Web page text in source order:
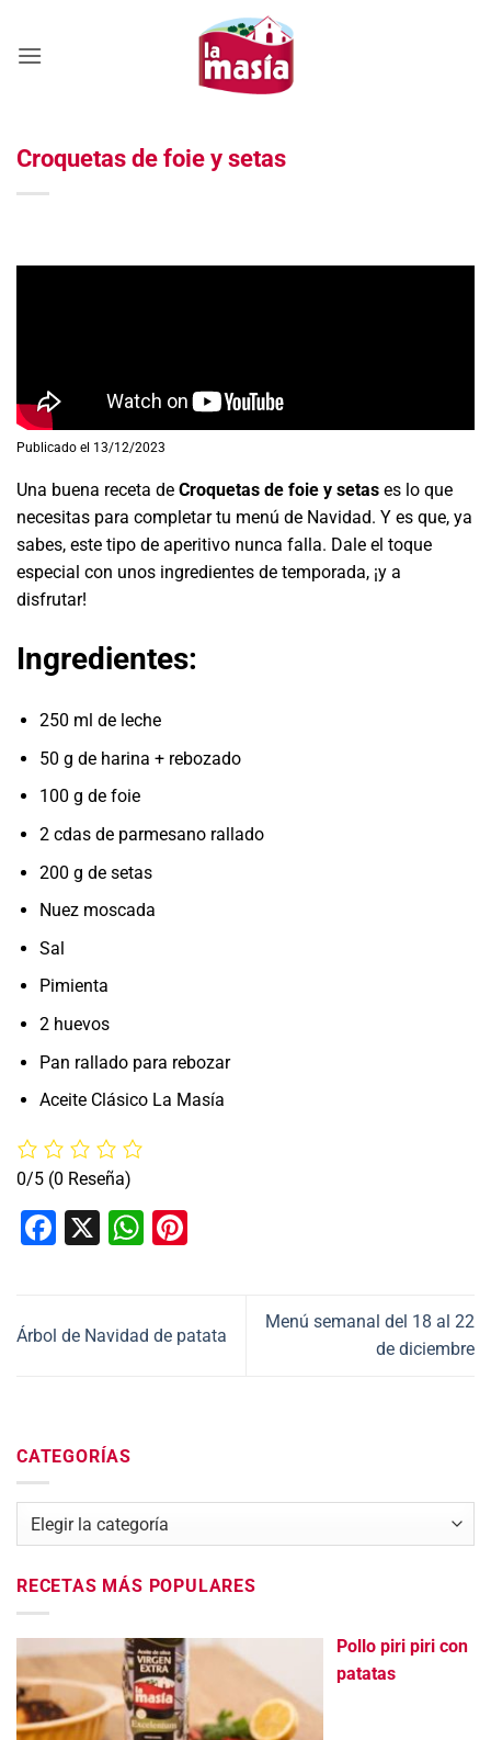
contenido
Croquetas de foie y setas
Publicado el 13/12/2023
Una buena receta de Croquetas de foie y setas es lo que
necesitas para completar tu menú de Navidad. Y es que, ya
sabes, este tipo de aperitivo nunca falla. Dale el toque
especial con unos ingredientes de temporada, ¡y a
disfrutar!
Ingredientes:
250 ml de leche
50 g de harina + rebozado
100 g de foie
2 cdas de parmesano rallado
200 g de setas
Nuez moscada
Sal
Pimienta
2 huevos
Pan rallado para rebozar
Aceite Clásico La Masía
0/5 (0 Reseña)
Facebook
X WhatsApp
Árbol de Navidad de patata
Menú semanal del 18 al 22
de diciembre
CATEGORÍAS
Categorías
RECETAS MÁS POPULARES
Pollo piri piri con
patatas